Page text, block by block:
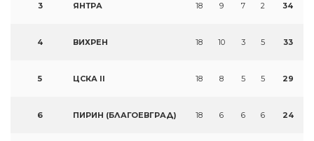
3 ЯНТРА 18 9 7 2 34
4 ВИХРЕН 18 10 3 5 33
5 ЦСКА II 18 8 5 5 29
6 ПИРИН (БЛАГОЕВГРАД) 18 6 6 6 24